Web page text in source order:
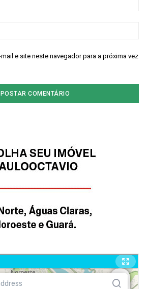
e site neste navegador para a próxima vez